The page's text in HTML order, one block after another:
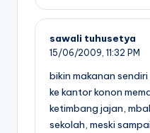
sawali tuhusetya
15/06/2009, 11:32 PM
bikin makanan
ke kantor konon
ketimbang jajan,
sekolah, meski